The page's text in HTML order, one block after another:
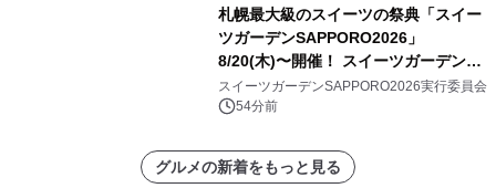
札幌最大級のスイーツの祭典「スイー
ツガーデンSAPPORO2026」
8/20(木)〜開催！ スイーツガーデン史
上最多50種のコラボケーキが集結／前
日8/19(水)メディア試食会も初開催
スイーツガーデンSAPPORO2026実行委員会
54分前
グルメの新着をもっと見る